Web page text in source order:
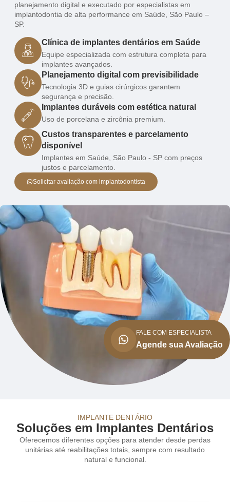
planejamento digital e executado por especialistas em
implantodontia de alta performance em Saúde, São Paulo –
SP.
Clínica de implantes dentários em Saúde
Equipe especializada com estrutura completa para
implantes avançados.
Planejamento digital com previsibilidade
Tecnologia 3D e guias cirúrgicos garantem
segurança e precisão.
Implantes duráveis com estética natural
Uso de porcelana e zircônia premium.
Custos transparentes e parcelamento
disponível
Implantes em Saúde, São Paulo - SP com preços
justos e parcelamento.
Solicitar avaliação com implantodontista
FALE COM ESPECIALISTA
Agende sua Avaliação
IMPLANTE DENTÁRIO
Soluções em Implantes Dentários
Oferecemos diferentes opções para atender desde perdas
unitárias até reabilitações totais, sempre com resultado
natural e funcional.